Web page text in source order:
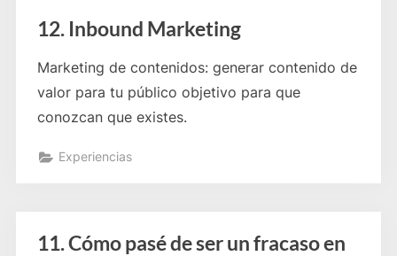
12. Inbound Marketing
Marketing de contenidos: generar contenido de
valor para tu público objetivo para que
conozcan que existes.
Experiencias
11. Cómo pasé de ser un fracaso en